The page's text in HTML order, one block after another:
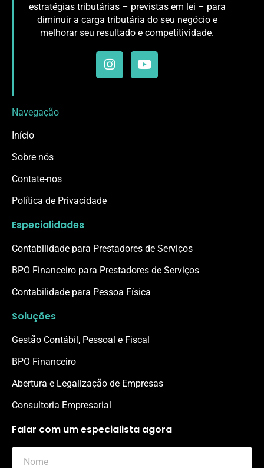
estratégias tributárias – previstas em lei – para
diminuir a carga tributária do seu negócio e
melhorar seu resultado e competitividade.
Navegação
Início
Sobre nós
Contate-nos
Política de Privacidade
Especialidades
Contabilidade para Prestadores de Serviços
BPO Financeiro para Prestadores de Serviços
Contabilidade para Pessoa Física
Soluções
Gestão Contábil, Pessoal e Fiscal
BPO Financeiro
Abertura e Legalização de Empresas
Consultoria Empresarial
Falar com um especialista agora